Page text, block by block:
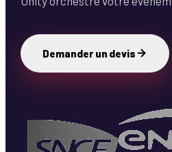
Demander un devis